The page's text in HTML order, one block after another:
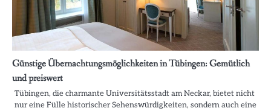
Günstige Übernachtungsmöglichkeiten in Tübingen: Gemütlich
und preiswert
Tübingen, die charmante Universitätsstadt am Neckar, bietet nicht
nur eine Fülle historischer Sehenswürdigkeiten, sondern auch eine